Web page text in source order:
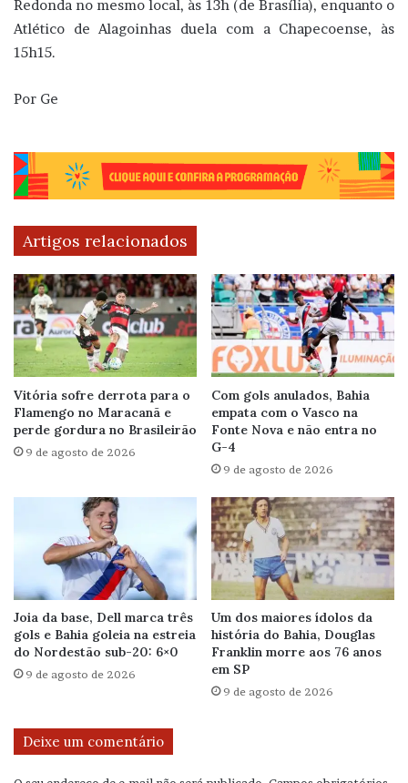
Redonda no mesmo local, às 13h (de Brasília), enquanto o
Atlético de Alagoinhas duela com a Chapecoense, às
15h15.
Por Ge
Artigos relacionados
Vitória sofre derrota para o
Flamengo no Maracanã e
perde gordura no Brasileirão
9 de agosto de 2026
Com gols anulados, Bahia
empata com o Vasco na
Fonte Nova e não entra no
G-4
9 de agosto de 2026
Joia da base, Dell marca três
gols e Bahia goleia na estreia
do Nordestão sub-20: 6×0
9 de agosto de 2026
Um dos maiores ídolos da
história do Bahia, Douglas
Franklin morre aos 76 anos
em SP
9 de agosto de 2026
Deixe um comentário